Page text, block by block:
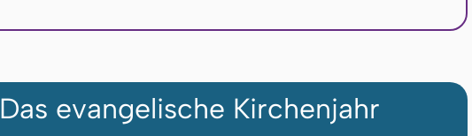
Das evangelische Kirchenjahr